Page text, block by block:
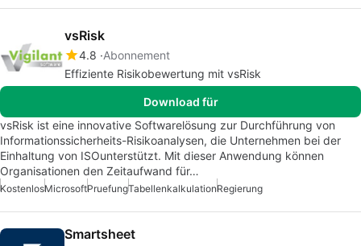
vsRisk
4.8 Abonnement
Effiziente Risikobewertung mit vsRisk
Download für
vsRisk ist eine innovative Softwarelösung zur Durchführung von
Informationssicherheits-Risikoanalysen, die Unternehmen bei der
Einhaltung von ISOunterstützt. Mit dieser Anwendung können
Organisationen den Zeitaufwand für…
KostenlosMicrosoftPruefungTabellenkalkulationRegierung
Smartsheet